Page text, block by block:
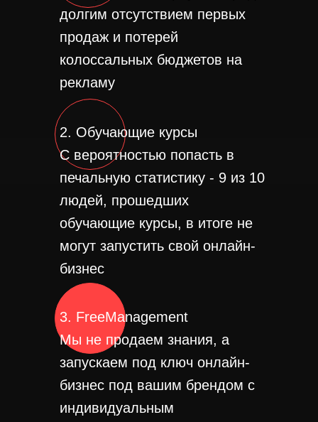
долгим отсутствием первых
продаж и потерей
колоссальных бюджетов на
рекламу
2. Обучающие курсы
С вероятностью попасть в
печальную статистику - 9 из 10
людей, прошедших
обучающие курсы, в итоге не
могут запустить свой онлайн-
бизнес
3. FreeManagement
Мы не продаем знания, а
запускаем под ключ онлайн-
бизнес под вашим брендом с
индивидуальным